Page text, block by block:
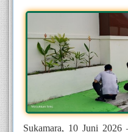
Sukamara, 10 Juni 2026